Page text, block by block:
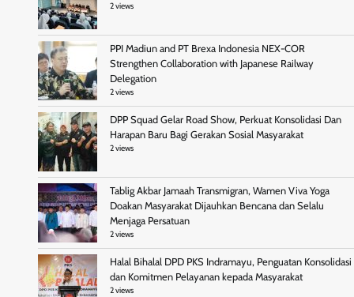
2 views
PPI Madiun and PT Brexa Indonesia NEX-COR
Strengthen Collaboration with Japanese Railway
Delegation
2 views
DPP Squad Gelar Road Show, Perkuat Konsolidasi Dan
Harapan Baru Bagi Gerakan Sosial Masyarakat
2 views
Tablig Akbar Jamaah Transmigran, Wamen Viva Yoga
Doakan Masyarakat Dijauhkan Bencana dan Selalu
Menjaga Persatuan
2 views
Halal Bihalal DPD PKS Indramayu, Penguatan Konsolidasi
dan Komitmen Pelayanan kepada Masyarakat
2 views